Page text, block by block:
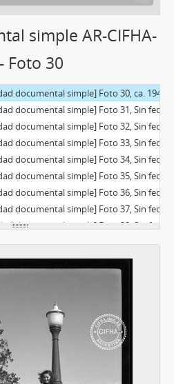
simple AR-CIFHA-
Foto 30
documental simple] Foto 26, ca. 1938
documental simple] Foto 27, Sin fecha
documental simple] Foto 28, Sin fecha
documental simple] Foto 30, ca. 1940
documental simple] Foto 31, Sin fecha
documental simple] Foto 32, Sin fecha
documental simple] Foto 33, Sin fecha
documental simple] Foto 34, Sin fecha
documental simple] Foto 35, Sin fecha
documental simple] Foto 36, Sin fecha
documental simple] Foto 37, Sin fecha
documental simple] Foto 38, Sin fecha
documental simple] Foto 39, Sin fecha
documental simple] Foto 40, Sin fecha
documental simple] Foto 41, Sin fecha
sobre 8 “Palenquero – Pesca, Desfile Sta Maria”, Sin fecha
Fotografías sobre 09, Sin fecha
sobre 10 “Sánchez Ratti. Instrumentos de Indios”, Sin fecha
Fotografías sobre 11, Sin fecha
Fotografías sobre 12, Sin fecha